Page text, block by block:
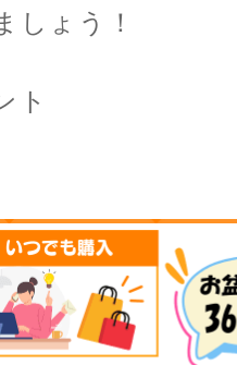
しょう！
ト